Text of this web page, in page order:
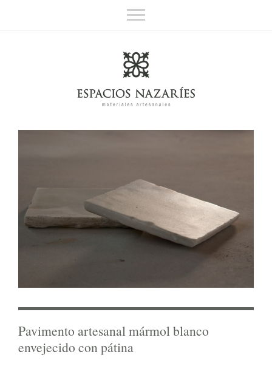
Materiales artesanales
Sobre nosotros
Pavimento artesanal mármol blanco
envejecido con pátina